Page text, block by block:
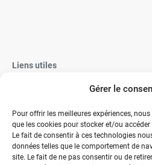
Gérer le
Pour offrir les meilleures expériences,
que les cookies pour stocker et/ou
Le fait de consentir à ces technologies
données telles que le comportement de
site. Le fait de ne pas consentir ou de
Liens utiles
Vaisselle réutilisable éco-
Contactez-nous